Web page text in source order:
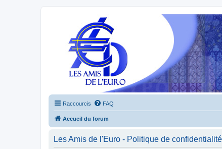
Raccourcis FAQ
Accueil du forum
Les Amis de l'Euro - Politique de confidentialité